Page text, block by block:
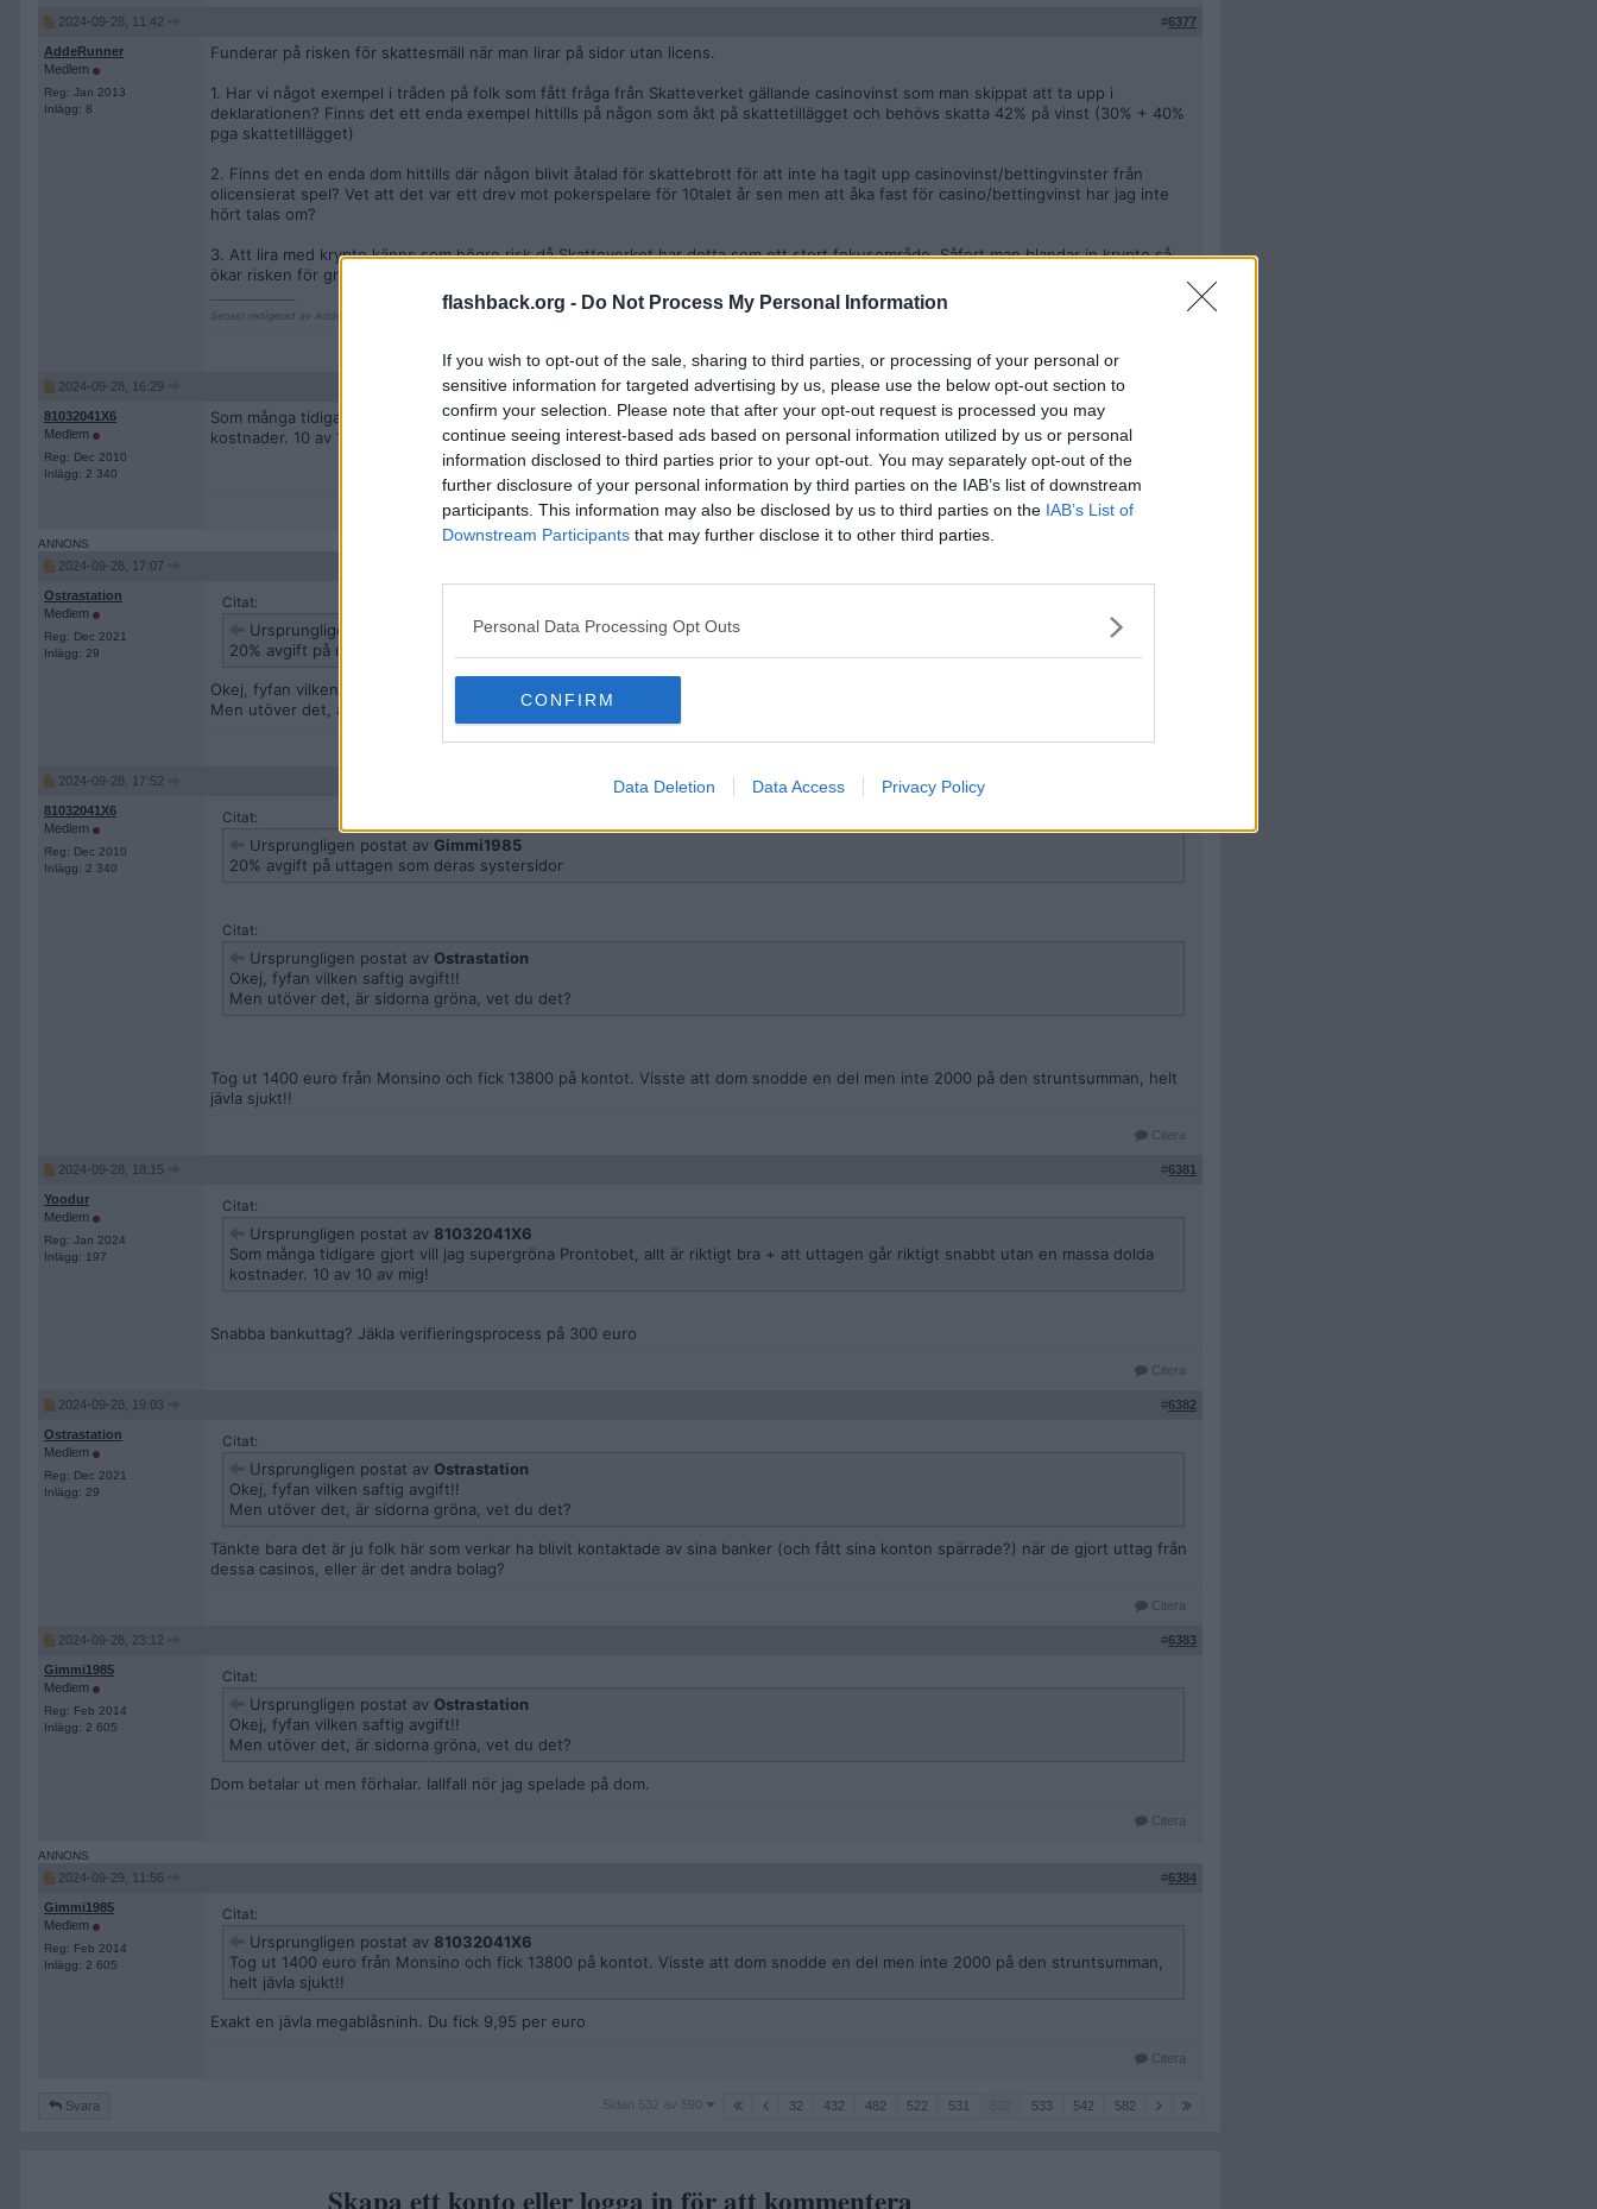
flashback.org - Do Not Process My Personal Information
If you wish to opt-out of the sale, sharing to third parties, or processing of your personal or
sensitive information for targeted advertising by us, please use the below opt-out section to
confirm your selection. Please note that after your opt-out request is processed you may
continue seeing interest-based ads based on personal information utilized by us or personal
information disclosed to third parties prior to your opt-out. You may separately opt-out of the
further disclosure of your personal information by third parties on the IAB’s list of downstream
participants. This information may also be disclosed by us to third parties on the IAB’s List of
Downstream Participants that may further disclose it to other third parties.
Personal Data Processing Opt Outs
CONFIRM
Data Deletion Data Access Privacy Policy
2024-09-28, 11:42 #6377
AddeRunner
Medlem
Reg: Jan 2013
Inlägg: 8
Funderar på risken för skattesmäll när man lirar på sidor utan licens.
1. Har vi något exempel i tråden på folk som fått fråga från Skatteverket gällande casinovinst som man skippat att ta upp i
deklarationen? Finns det ett enda exempel hittills på någon som åkt på skattetillägget och behövs skatta 42% på vinst (30% + 40%
pga skattetillägget)
2. Finns det en enda dom hittills där någon blivit åtalad för skattebrott för att inte ha tagit upp casinovinst/bettingvinster från
olicensierat spel? Vet att det var ett drev mot pokerspelare för 10talet år sen men att åka fast för casino/bettingvinst har jag inte
hört talas om?
3. Att lira med krypto känns som högre risk då Skatteverket har detta som ett stort fokusområde. Såfort man blandar in krypto så
ökar risken för granskning, är det er känsla också?
Senast redigerad av AddeRunner 2024-09-28 kl. 12:14.
2024-09-28, 16:29
81032041X6
Medlem
Reg: Dec 2010
Inlägg: 2 340
Som många tidigare gjort vill jag supergröna Prontobet, allt är riktigt bra + att uttagen går riktigt snabbt utan en massa dolda
kostnader. 10 av 10 av mig!
2024-09-28, 17:07
Ostrastation
Medlem
Reg: Dec 2021
Inlägg: 29
Citat:
Ursprungligen postat av
Gimmi1985
20% avgift på uttagen som deras systersidor
Okej, fyfan vilken saftig avgift!!
Men utöver det, är sidorna gröna, vet du det?
Citera
2024-09-28, 17:52
81032041X6
Medlem
Reg: Dec 2010
Inlägg: 2 340
Citat:
Ursprungligen postat av Gimmi1985
20% avgift på uttagen som deras systersidor
Citat:
Ursprungligen postat av Ostrastation
Okej, fyfan vilken saftig avgift!!
Men utöver det, är sidorna gröna, vet du det?
Tog ut 1400 euro från Monsino och fick 13800 på kontot. Visste att dom snodde en del men inte 2000 på den struntsumman, helt
jävla sjukt!!
Citera
2024-09-28, 18:15 #6381
Yoodur
Medlem
Reg: Jan 2024
Inlägg: 197
Citat:
Ursprungligen postat av 81032041X6
Som många tidigare gjort vill jag supergröna Prontobet, allt är riktigt bra + att uttagen går riktigt snabbt utan en massa dolda
kostnader. 10 av 10 av mig!
Snabba bankuttag? Jäkla verifieringsprocess på 300 euro
Citera
2024-09-28, 19:03 #6382
Ostrastation
Medlem
Reg: Dec 2021
Inlägg: 29
Citat:
Ursprungligen postat av Ostrastation
Okej, fyfan vilken saftig avgift!!
Men utöver det, är sidorna gröna, vet du det?
Tänkte bara det är ju folk här som verkar ha blivit kontaktade av sina banker (och fått sina konton spärrade?) när de gjort uttag från
dessa casinos, eller är det andra bolag?
Citera
2024-09-28, 23:12 #6383
Gimmi1985
Medlem
Reg: Feb 2014
Inlägg: 2 605
Citat:
Ursprungligen postat av Ostrastation
Okej, fyfan vilken saftig avgift!!
Men utöver det, är sidorna gröna, vet du det?
Dom betalar ut men förhalar. Iallfall nör jag spelade på dom.
Citera
2024-09-29, 11:56 #6384
Gimmi1985
Medlem
Reg: Feb 2014
Inlägg: 2 605
Citat:
Ursprungligen postat av 81032041X6
Tog ut 1400 euro från Monsino och fick 13800 på kontot. Visste att dom snodde en del men inte 2000 på den struntsumman,
helt jävla sjukt!!
Exakt en jävla megablåsninh. Du fick 9,95 per euro
Citera
Svara
Sidan
Sidan 532 av 590 32 432 482 522 531 533 542 582
Skapa ett konto eller logga in för att kommentera